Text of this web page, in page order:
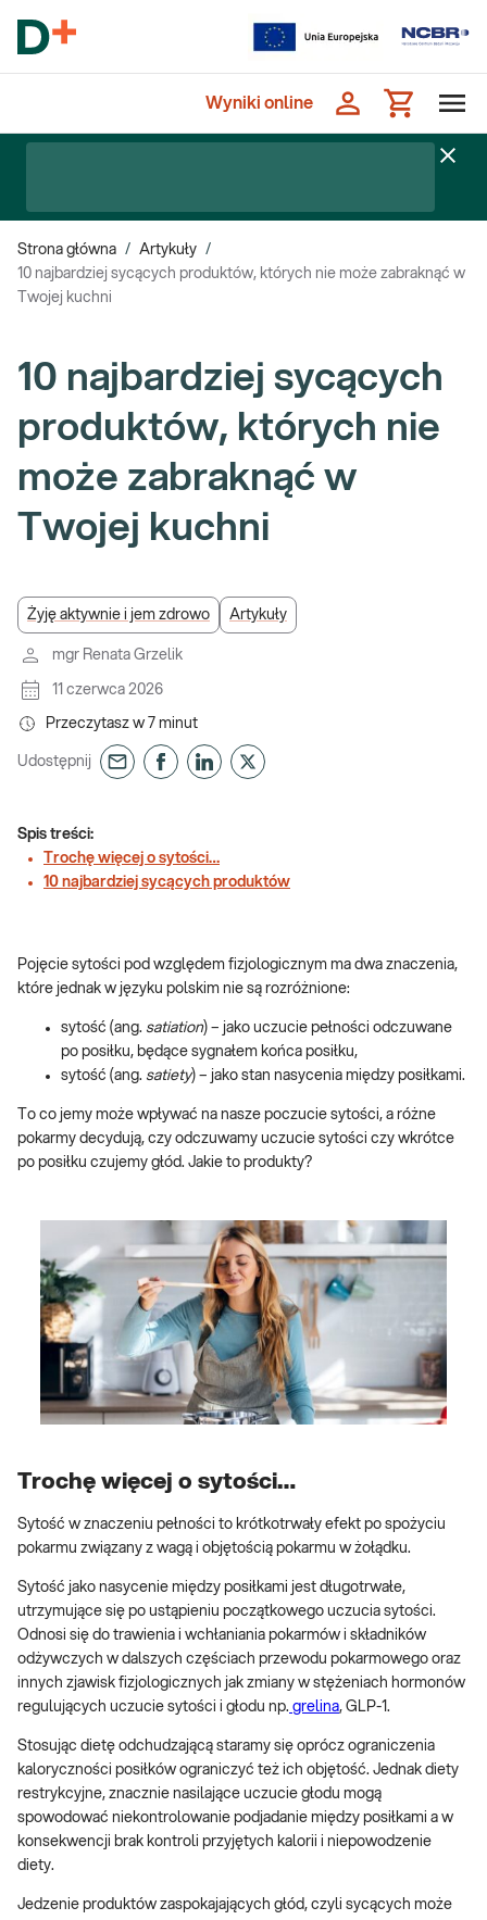
Wyniki online
Strona główna / Artykuły /
10 najbardziej sycących produktów, których nie może zabraknąć w
Twojej kuchni
10 najbardziej sycących
produktów, których nie
może zabraknąć w
Twojej kuchni
Żyję aktywnie i jem zdrowo Artykuły
mgr Renata Grzelik
11 czerwca 2026
Przeczytasz w 7 minut
Udostępnij
Spis treści:
Trochę więcej o sytości…
10 najbardziej sycących produktów
Pojęcie sytości pod względem fizjologicznym ma dwa znaczenia,
które jednak w języku polskim nie są rozróżnione:
sytość (ang. satiation) – jako uczucie pełności odczuwane
po posiłku, będące sygnałem końca posiłku,
sytość (ang. satiety) – jako stan nasycenia między posiłkami.
To co jemy może wpływać na nasze poczucie sytości, a różne
pokarmy decydują, czy odczuwamy uczucie sytości czy wkrótce
po posiłku czujemy głód. Jakie to produkty?
Trochę więcej o sytości…
Sytość w znaczeniu pełności to krótkotrwały efekt po spożyciu
pokarmu związany z wagą i objętością pokarmu w żołądku.
Sytość jako nasycenie między posiłkami jest długotrwałe,
utrzymujące się po ustąpieniu początkowego uczucia sytości.
Odnosi się do trawienia i wchłaniania pokarmów i składników
odżywczych w dalszych częściach przewodu pokarmowego oraz
innych zjawisk fizjologicznych jak zmiany w stężeniach hormonów
regulujących uczucie sytości i głodu np. grelina, GLP-1.
Stosując dietę odchudzającą staramy się oprócz ograniczenia
kaloryczności posiłków ograniczyć też ich objętość. Jednak diety
restrykcyjne, znacznie nasilające uczucie głodu mogą
spowodować niekontrolowanie podjadanie między posiłkami a w
konsekwencji brak kontroli przyjętych kalorii i niepowodzenie
diety.
Jedzenie produktów zaspokajających głód, czyli sycących może